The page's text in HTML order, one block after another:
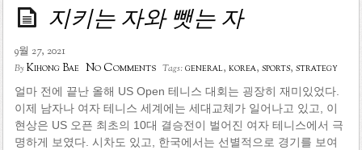
지키는 자와 뺏는 자
9월 27, 2021
ByKihong Bae No Comments Tags:general, korea, sports, strategy
얼마 전에 끝난 올해 US Open 테니스 대회는 굉장히 재미있었다.
이제 남자나 여자 테니스 세계에는 세대교체가 일어나고 있고, 이
현상은 US 오픈 최초의 10대 결승전이 벌어진 여자 테니스에서 극
명하게 보였다. 시차도 있고, 한국에서는 선별적으로 경기를 보여